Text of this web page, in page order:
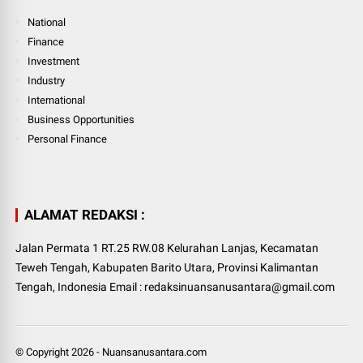
National
Finance
Investment
Industry
International
Business Opportunities
Personal Finance
ALAMAT REDAKSI :
Jalan Permata 1 RT.25 RW.08 Kelurahan Lanjas, Kecamatan
Teweh Tengah, Kabupaten Barito Utara, Provinsi Kalimantan
Tengah, Indonesia Email : redaksinuansanusantara@gmail.com
© Copyright2026 - Nuansanusantara.com